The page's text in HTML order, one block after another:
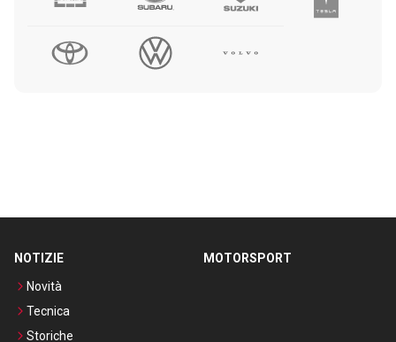
NOTIZIE
Novità
Tecnica
Storiche
MOTORSPORT